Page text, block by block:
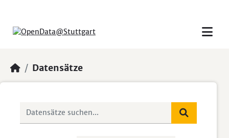
Datensätze